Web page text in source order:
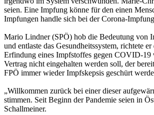
seien. Eine Impfung könne für den einen
Impfungen handle sich bei der Corona-
Mario Lindner (SPÖ) hob die Bedeutung von
und entlaste das Gesundheitssystem, richtete
Erfindung eines Impfstoffes gegen COVID-19
Vertrag nicht eingehalten werden soll, der
FPÖ immer wieder Impfskepsis geschürt
„Willkommen zurück bei einer dieser
stimmen. Seit Beginn der Pandemie seien in
Schallmeiner.